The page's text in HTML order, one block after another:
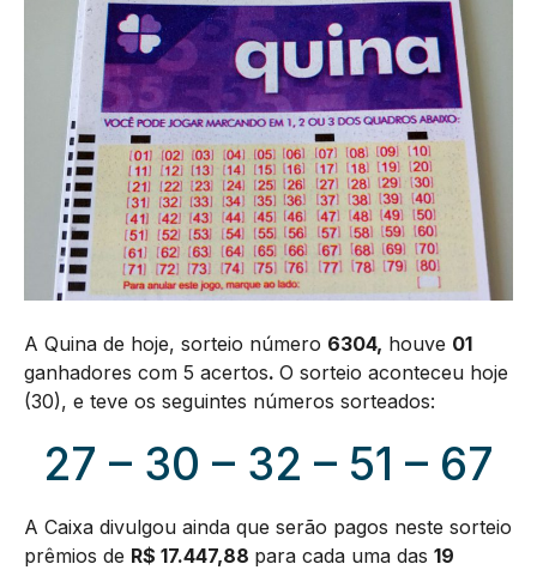
A Quina de hoje, sorteio número 6304, houve 01
ganhadores com 5 acertos. O sorteio aconteceu hoje
(30), e teve os seguintes números sorteados:
27 – 30 – 32 – 51 – 67
A Caixa divulgou ainda que serão pagos neste sorteio
prêmios de R$ 17.447,88 para cada uma das 19